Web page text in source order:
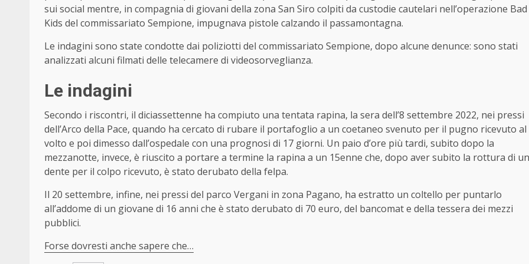
sui social mentre, in compagnia di giovani della zona San Siro colpiti da custodie cautelari nell’operazione Bad
Kids del commissariato Sempione, impugnava pistole calzando il passamontagna.
Le indagini sono state condotte dai poliziotti del commissariato Sempione, dopo alcune denunce: sono stati
analizzati alcuni filmati delle telecamere di videosorveglianza.
Le indagini
Secondo i riscontri, il diciassettenne ha compiuto una tentata rapina, la sera dell’8 settembre 2022, nei pressi
dell’Arco della Pace, quando ha cercato di rubare il portafoglio a un coetaneo svenuto per il pugno ricevuto al
volto e poi dimesso dall’ospedale con una prognosi di 17 giorni. Un paio d’ore più tardi, subito dopo la
mezzanotte, invece, è riuscito a portare a termine la rapina a un 15enne che, dopo aver subito la rottura di un
dente per il colpo ricevuto, è stato derubato della felpa.
Il 20 settembre, infine, nei pressi del parco Vergani in zona Pagano, ha estratto un coltello per puntarlo
all’addome di un giovane di 16 anni che è stato derubato di 70 euro, del bancomat e della tessera dei mezzi
pubblici.
Forse dovresti anche sapere che…